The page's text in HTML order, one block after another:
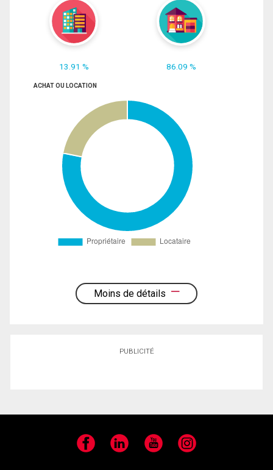
13.91 % 86.09 %
ACHAT OU LOCATION
Moins de détails
PUBLICITÉ
Facebook LinkedIn YouTube Instagram